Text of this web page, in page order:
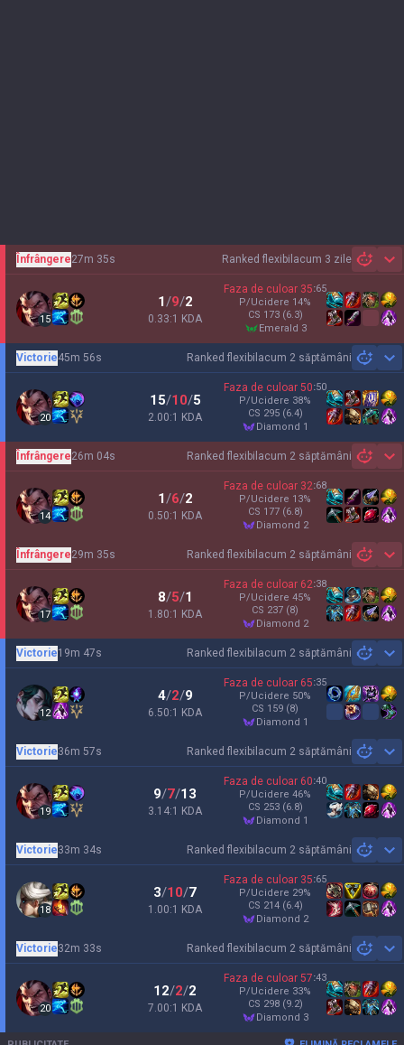
Ranked flexibil acum 3 zile
Înfrângere27m 35s
15
1/9/2
0.33:1 KDA
Faza de culoar 35:65
P/Ucidere 14%
CS 173 (6.3)
emerald 3
Ranked flexibil acum 2 săptămâni
Victorie45m 56s
20
15/10/5
2.00:1 KDA
Faza de culoar 50:50
P/Ucidere 38%
CS 295 (6.4)
diamond 1
Ranked flexibil acum 2 săptămâni
Înfrângere26m 04s
14
1/6/2
0.50:1 KDA
Faza de culoar 32:68
P/Ucidere 13%
CS 177 (6.8)
diamond 2
Ranked flexibil acum 2 săptămâni
Înfrângere29m 35s
17
8/5/1
1.80:1 KDA
Faza de culoar 62:38
P/Ucidere 45%
CS 237 (8)
diamond 2
Ranked flexibil acum 2 săptămâni
Victorie19m 47s
12
4/2/9
6.50:1 KDA
Faza de culoar 65:35
P/Ucidere 50%
CS 159 (8)
diamond 1
Ranked flexibil acum 2 săptămâni
Victorie36m 57s
19
9/7/13
3.14:1 KDA
Faza de culoar 60:40
P/Ucidere 46%
CS 253 (6.8)
diamond 1
Ranked flexibil acum 2 săptămâni
Victorie33m 34s
18
3/10/7
1.00:1 KDA
Faza de culoar 35:65
P/Ucidere 29%
CS 214 (6.4)
diamond 2
Ranked flexibil acum 2 săptămâni
Victorie32m 33s
20
12/2/2
7.00:1 KDA
Faza de culoar 57:43
P/Ucidere 33%
CS 298 (9.2)
diamond 3